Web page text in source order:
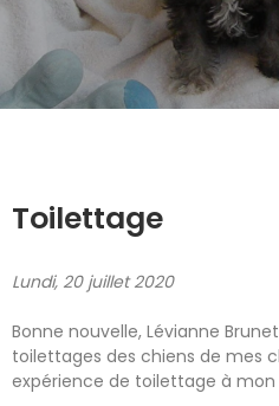
Toilettage
Lundi, 20 juillet 2020
Bonne nouvelle, Lévianne
toilettages des chiens de mes
expérience de toilettage à mon